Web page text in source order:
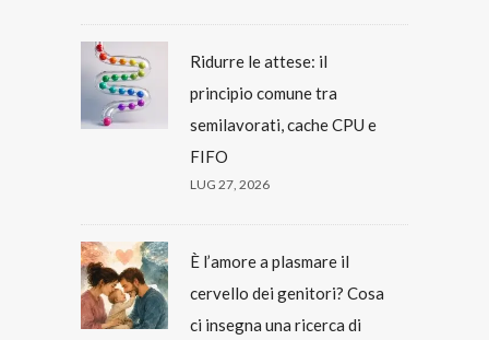
Ridurre le attese: il
principio comune tra
semilavorati, cache CPU e
FIFO
LUG 27, 2026
È l’amore a plasmare il
cervello dei genitori? Cosa
ci insegna una ricerca di